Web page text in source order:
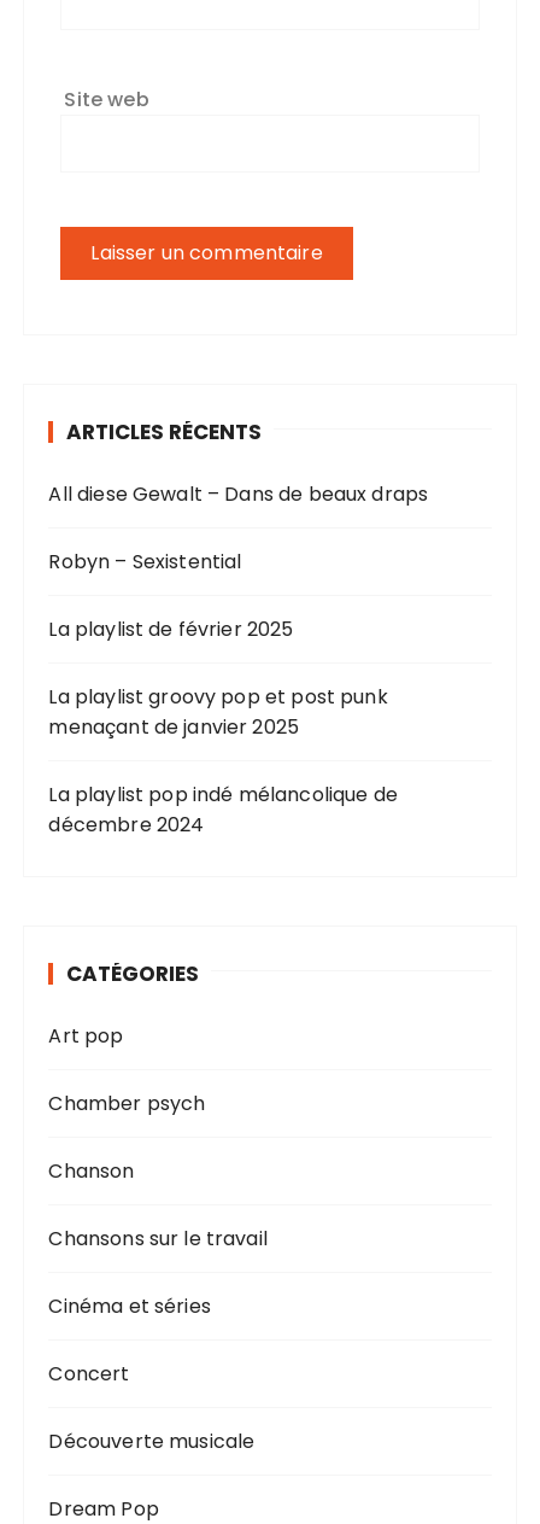
Site web
ARTICLES RÉCENTS
All diese Gewalt – Dans de beaux draps
Robyn – Sexistential
La playlist de février 2025
La playlist groovy pop et post punk
menaçant de janvier 2025
La playlist pop indé mélancolique de
décembre 2024
CATÉGORIES
Art pop
Chamber psych
Chanson
Chansons sur le travail
Cinéma et séries
Concert
Découverte musicale
Dream Pop